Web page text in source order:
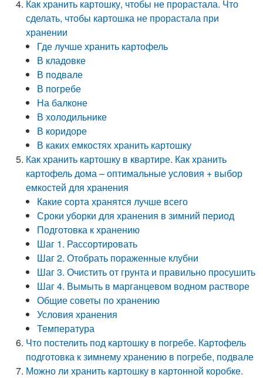
Как хранить картошку, чтобы не прорастала. Что
сделать, чтобы картошка не прорастала при
хранении
Где лучше хранить картофель
В кладовке
В подвале
В погребе
На балконе
В холодильнике
В коридоре
В каких емкостях хранить картошку
Как хранить картошку в квартире. Как хранить
картофель дома – оптимальные условия + выбор
емкостей для хранения
Какие сорта хранятся лучше всего
Сроки уборки для хранения в зимний период
Подготовка к хранению
Шаг 1. Рассортировать
Шаг 2. Отобрать пораженные клубни
Шаг 3. Очистить от грунта и правильно просушить
Шаг 4. Вымыть в марганцевом водном растворе
Общие советы по хранению
Условия хранения
Температура
Что постелить под картошку в погребе. Картофель
подготовка к зимнему хранению в погребе, подвале
Можно ли хранить картошку в картонной коробке.